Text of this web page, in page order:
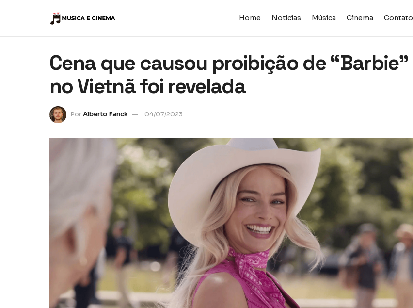
Home Notícias Música Cinema Contato
Cena que causou proibição de “Barbie”
no Vietnã foi revelada
PorAlberto Fanck 04/07/2023